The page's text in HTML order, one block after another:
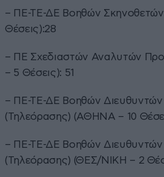
– ΠΕ-ΤΕ-ΔΕ Βοηθών
Θέσεις):28
– ΠΕ Σχεδιαστών Αναλυτών
– 5 Θέσεις): 51
– ΠΕ-ΤΕ-ΔΕ Βοηθών
(Τηλεόρασης) (ΑΘΗΝΑ – 10
– ΠΕ-ΤΕ-ΔΕ Βοηθών
(Τηλεόρασης) (ΘΕΣ/ΝΙΚΗ – 2